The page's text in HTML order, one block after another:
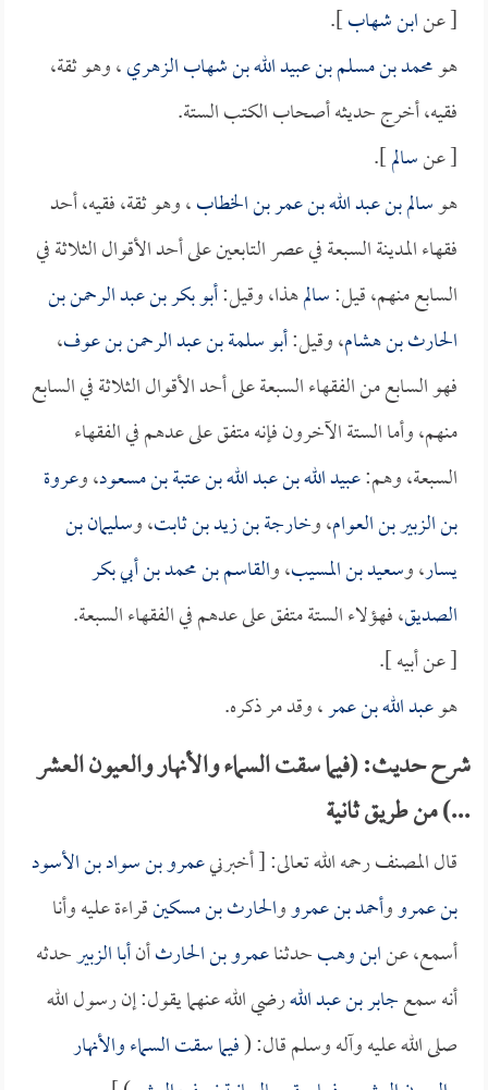
[ عنابن شهاب].
هومحمد بن مسلم بن عبيد الله بن شهاب الزهري، وهو ثقة،
فقيه، أخرج حديثه أصحاب الكتب الستة.
[ عنسالم].
هوسالم بن عبد الله بن عمر بن الخطاب، وهو ثقة، فقيه، أحد
فقهاء المدينة السبعة في عصر التابعين على أحد الأقوال الثلاثة في
السابع منهم، قيل:سالمهذا، وقيل:أبو بكر بن عبد الرحمن بن
الحارث بن هشام، وقيل:أبو سلمة بن عبد الرحمن بن عوف،
فهو السابع من الفقهاء السبعة على أحد الأقوال الثلاثة في السابع
منهم، وأما الستة الآخرون فإنه متفق على عدهم في الفقهاء
السبعة، وهم:عبيد الله بن عبد الله بن عتبة بن مسعود، وعروة
بن الزبير بن العوام، وخارجة بن زيد بن ثابت، وسليمان بن
يسار، وسعيد بن المسيب، والقاسم بن محمد بن أبي بكر
الصديق، فهؤلاء الستة متفق على عدهم في الفقهاء السبعة.
[ عن أبيه ].
هوعبد الله بن عمر، وقد مر ذكره.
شرح حديث: (فيما سقت السماء والأنهار والعيون العشر
...) من طريق ثانية
قال المصنف رحمه الله تعالى: [ أخبرنيعمرو بن سواد بن الأسود
بن عمرووأحمد بن عمرووالحارث بن مسكينقراءة عليه وأنا
أسمع، عنابن وهبحدثناعمرو بن الحارثأنأبا الزبيرحدثه
أنه سمعجابر بن عبد اللهرضي الله عنهما يقول: إن رسول الله
صلى الله عليه وآله وسلم قال: (فيما سقت السماء والأنهار